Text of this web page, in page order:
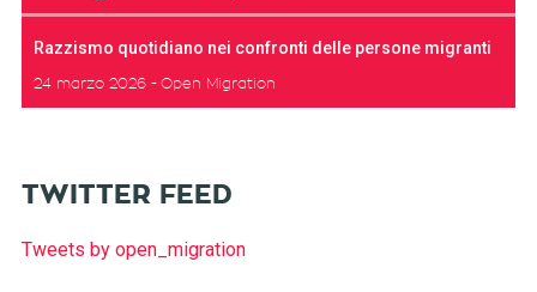
Razzismo quotidiano nei confronti delle persone migranti
24 marzo 2026 Open Migration
TWITTER FEED
Tweets by open_migration